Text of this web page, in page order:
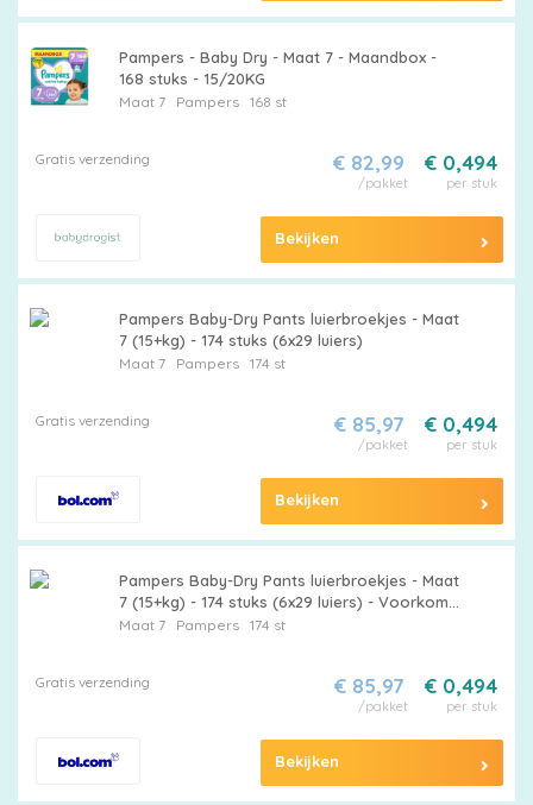
Pampers - Baby Dry - Maat 7 - Maandbox -
168 stuks - 15/20KG
Maat 7 Pampers168 st
Gratis verzending € 0,494
per stuk
€ 82,99
/pakket
Bekijken
Pampers Baby-Dry Pants luierbroekjes - Maat
7 (15+kg) - 174 stuks (6x29 luiers)
Maat 7 Pampers174 st
Gratis verzending € 0,494
per stuk
€ 85,97
/pakket
Bekijken
Pampers Baby-Dry Pants luierbroekjes - Maat
7 (15+kg) - 174 stuks (6x29 luiers) - Voorkomt
lekken - Dubbele beschermrandjes -
Maat 7 Pampers174 st
Gratis verzending € 0,494
per stuk
€ 85,97
/pakket
Bekijken